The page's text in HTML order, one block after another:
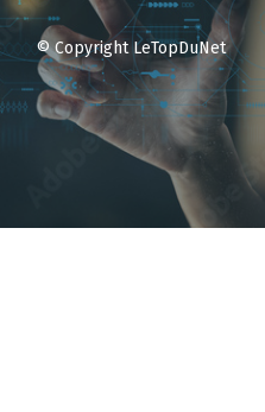
© Copyright LeTopDuNet